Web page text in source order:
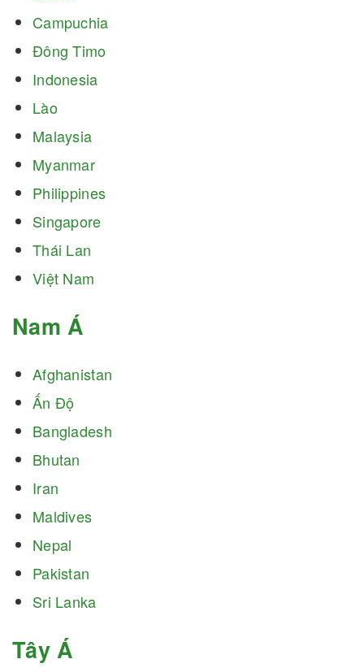
Campuchia
Đông Timo
Indonesia
Lào
Malaysia
Myanmar
Philippines
Singapore
Thái Lan
Việt Nam
Nam Á
Afghanistan
Ấn Độ
Bangladesh
Bhutan
Iran
Maldives
Nepal
Pakistan
Sri Lanka
Tây Á